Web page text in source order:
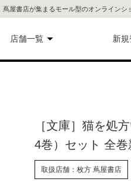
蔦屋書店が集まるモール型のオンラインシ
店舗一覧
代官山 蔦
屋書店
新
［文庫］猫を処
4巻）セット 全
取扱店舗：枚方 蔦屋書店